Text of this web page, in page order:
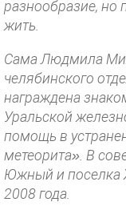
разнообразие, но
жить.
Сама Людмила
челябинского
награждена
Уральской
помощь в
метеорита». В
Южный и поселка
2008 года.